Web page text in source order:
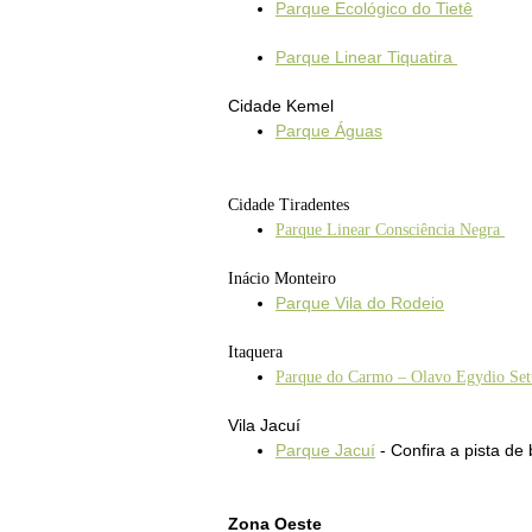
Parque Ecológico do Tietê
Parque Linear Tiquatira
Cidade Kemel
Parque Águas
Cidade Tiradentes
Parque Linear Consciência Negra
Inácio Monteiro
Parque Vila do Rodeio
Itaquera
Parque do Carmo – Olavo Egydio
Vila Jacuí
Parque Jacuí - Confira a pista de
Zona Oeste